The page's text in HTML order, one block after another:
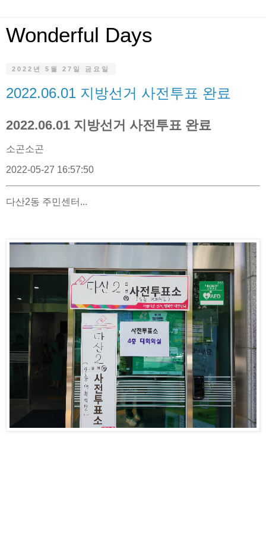
Wonderful Days
2022년 5월 27일 금요일
2022.06.01 지방선거 사전투표 완료
2022.06.01 지방선거 사전투표 완료
소곤소곤
2022-05-27 16:57:50
다산2동 주민센터...